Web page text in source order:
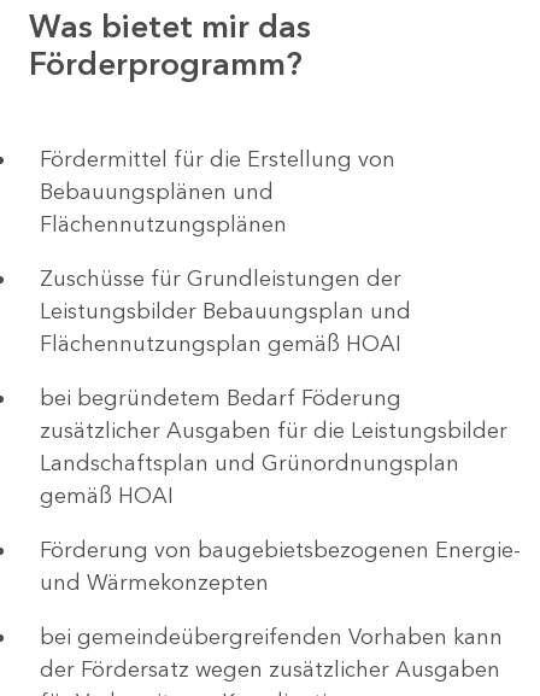
Was bietet mir das
Förderprogramm?
Fördermittel für die Erstellung von
Bebauungsplänen und
Flächennutzungsplänen
Zuschüsse für Grundleistungen der
Leistungsbilder Bebauungsplan und
Flächennutzungsplan gemäß HOAI
bei begründetem Bedarf Föderung
zusätzlicher Ausgaben für die Leistungsbilder
Landschaftsplan und Grünordnungsplan
gemäß HOAI
Förderung von baugebietsbezogenen Energie-
und Wärmekonzepten
bei gemeindeübergreifenden Vorhaben kann
der Fördersatz wegen zusätzlicher Ausgaben